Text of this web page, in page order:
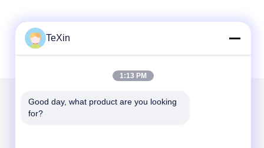
Mail nous
TeXin
1:13 PM
Good day, what product are you looking
for?